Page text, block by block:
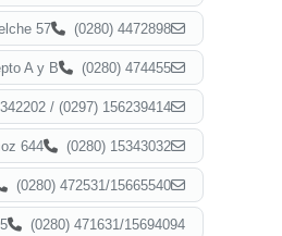
57 (0280) 4472898
A y B (0280) 474455
/ (0297) 156239414
644 (0280) 15343032
(0280) 472531/15665540
(0280) 471631/15694094